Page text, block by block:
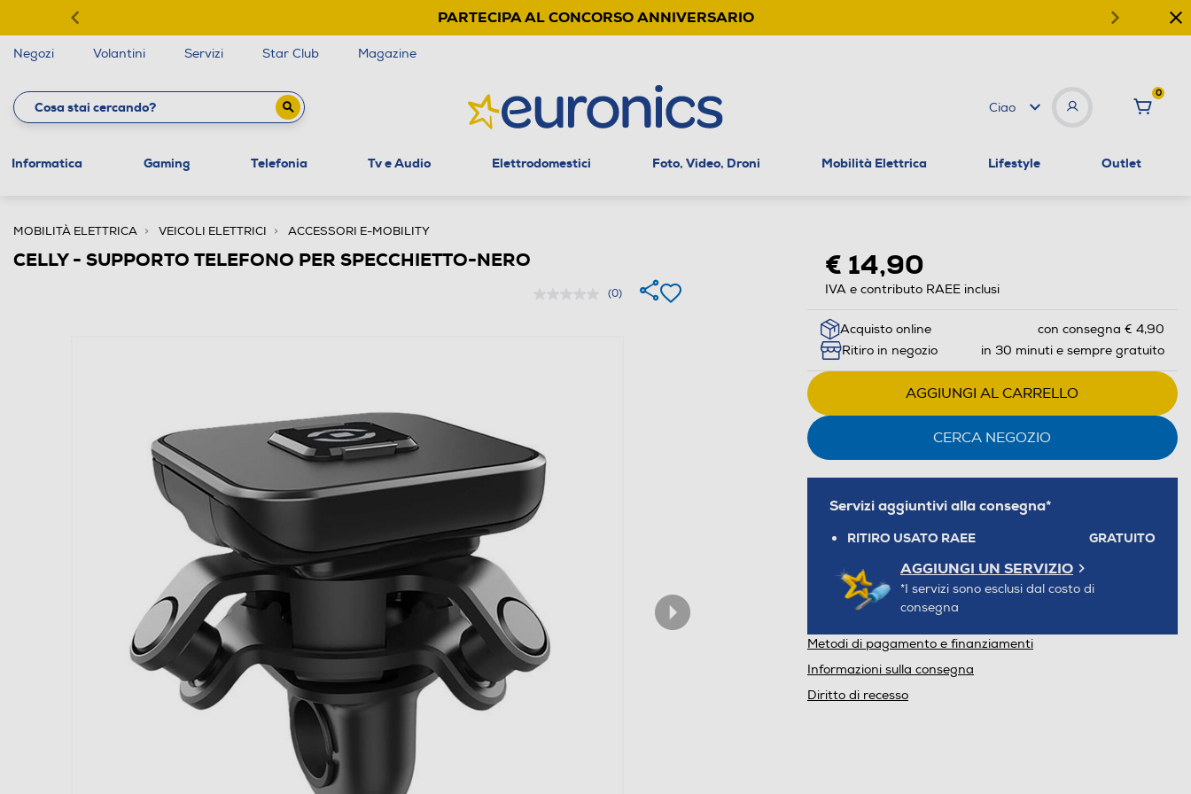
PARTECIPA AL CONCORSO ANNIVERSARIO
Negozi Volantini Servizi Star Club Magazine
Ciao
0
Informatica Gaming Telefonia Tv e Audio Elettrodomestici Foto, Video, Droni Mobilità Elettrica Lifestyle Outlet
MOBILITÀ ELETTRICA VEICOLI ELETTRICI ACCESSORI E-MOBILITY
CELLY - SUPPORTO TELEFONO PER SPECCHIETTO-NERO
(0)
€ 14,90
IVA e contributo RAEE inclusi
Acquisto online
con consegna € 4,90
Ritiro in negozio
in 30 minuti e sempre gratuito
AGGIUNGI AL CARRELLO
CERCA NEGOZIO
Servizi aggiuntivi alla consegna*
RITIRO USATO RAEE GRATUITO
AGGIUNGI UN SERVIZIO
*I servizi sono esclusi dal costo di
consegna
Metodi di pagamento e finanziamenti
Informazioni sulla consegna
Diritto di recesso